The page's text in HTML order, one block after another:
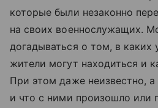
которые были незаконно
на своих военнослужащих.
догадываться о том, в каких
жители могут находиться и
При этом даже неизвестно,
и что с ними произошло или